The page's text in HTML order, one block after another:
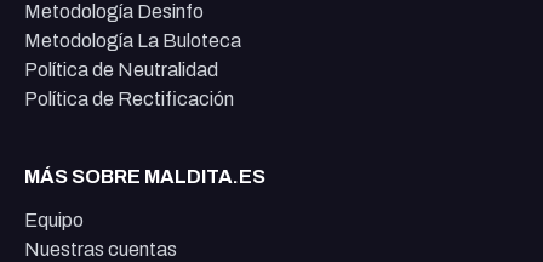
Metodología Desinfo
Metodología La Buloteca
Política de Neutralidad
Política de Rectificación
MÁS SOBRE MALDITA.ES
Equipo
Nuestras cuentas